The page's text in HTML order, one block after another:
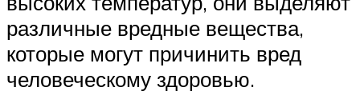
различные вредные вещества,
которые могут причинить вред
человеческому здоровью.